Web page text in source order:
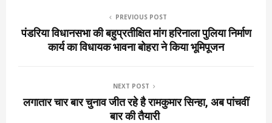
PREVIOUS POST
पंडरिया विधानसभा की बहुप्रतीक्षित मांग हरिनाला पुलिया निर्माण
कार्य का विधायक भावना बोहरा ने किया भूमिपूजन
NEXT POST
लगातार चार बार चुनाव जीत रहे है रामकुमार सिन्हा, अब पांचवीं
बार की तैयारी